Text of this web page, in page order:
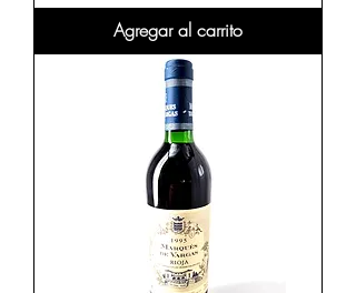
Agregar al carrito